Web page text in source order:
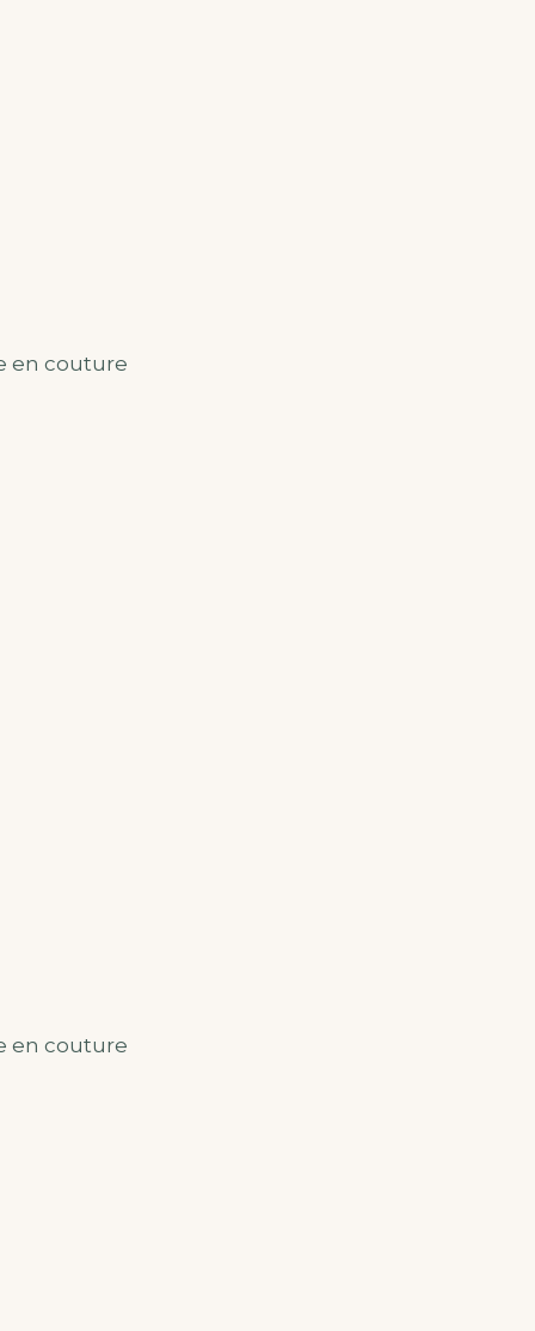
en couture
en couture